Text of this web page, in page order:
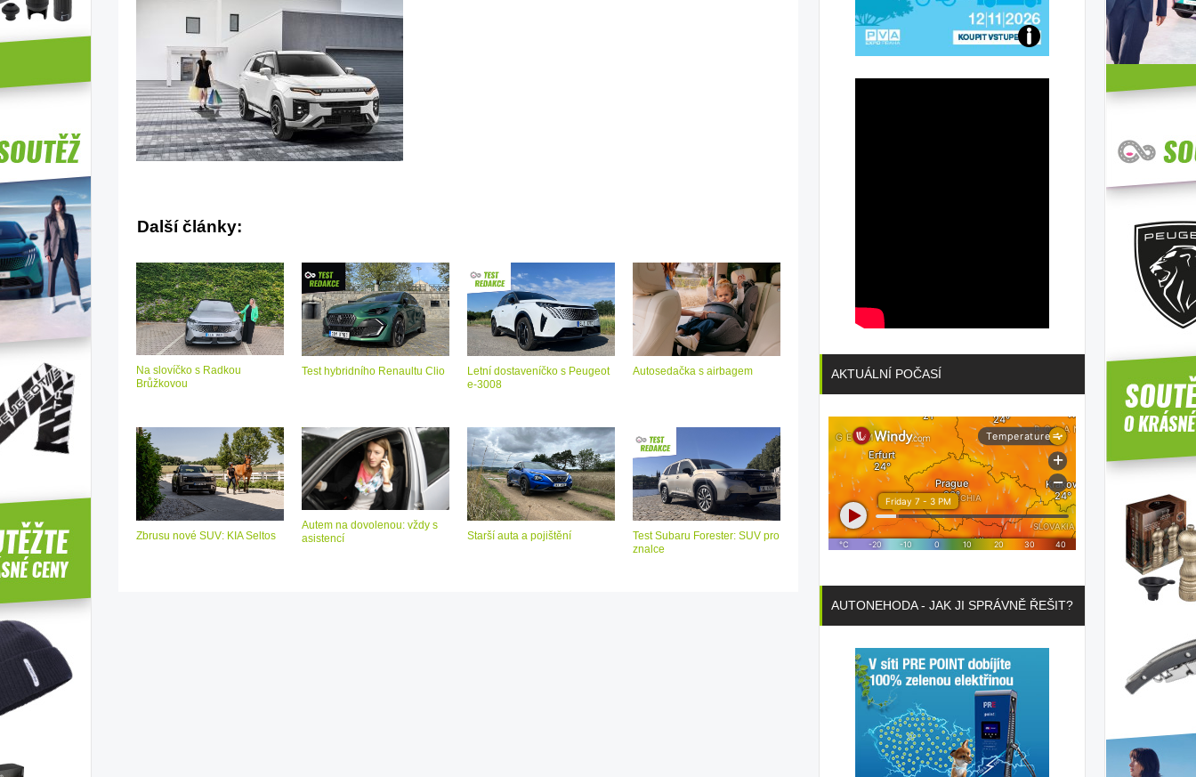
Další články:
Na slovíčko s Radkou
Brůžkovou
Test hybridního Renaultu Clio
Letní dostaveníčko s Peugeot
e-3008
Autosedačka s airbagem
Zbrusu nové SUV: KIA Seltos
Autem na dovolenou: vždy s
asistencí
Starší auta a pojištění
Test Subaru Forester: SUV pro
znalce
Přijďte
AKTUÁLNÍ POČASÍ
AUTONEHODA - JAK JI SPRÁVNĚ ŘEŠIT?